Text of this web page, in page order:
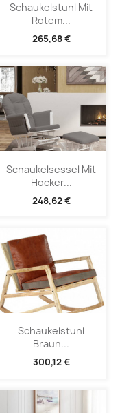
Schaukelstuhl Mit
Rotem...
265,68 €
Schaukelsessel Mit
Hocker...
248,62 €
Schaukelstuhl
Braun...
300,12 €